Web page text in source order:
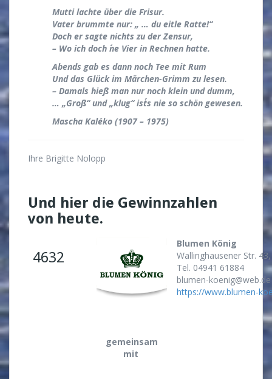
Mutti lachte über die Frisur.
Vater brummte nur: „ … du eitle Ratte!“
Doch er sagte nichts zu der Zensur,
– Wo ich doch ´ne Vier in Rechnen hatte.
Abends gab es dann noch Tee mit Rum
Und das Glück im Märchen-Grimm zu lesen.
– Damals hieß man nur noch klein und dumm,
… „Groß“ und „klug“ ist´s nie so schön gewesen.
Mascha Kaléko (1907 – 1975)
Ihre Brigitte Nolopp
Und hier die Gewinnzahlen
von heute.
4632
Blumen König
Wallinghausener Str.
Tel. 04941 61884
blumen-koenig@web.de
https://www.blumen-
gemeinsam
mit